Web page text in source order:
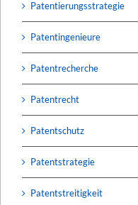
Patentierungsstrategie
Patentingenieure
Patentrecherche
Patentrecht
Patentschutz
Patentstrategie
Patentstreitigkeit